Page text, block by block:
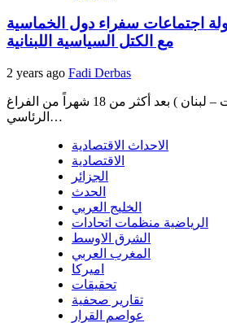
اجتماعات سفراء دول الخماسية
مع الكتل السياسية اللبنانية
2 years ago Fadi Derbas
العرب نيوز ( بيروت – لبنان ) بعد أكثر من 18 شهراً من الفراغ
الرئاسي…
الاحداث الاقتصادية
الاقتصادية
الجزائر
الحدث
الخليج العربي
الرياضية منظمات اتحادات
الشرق الاوسط
المغرب العربي
اميركا
تحقيقات
تقارير صحفية
عواصم القرار